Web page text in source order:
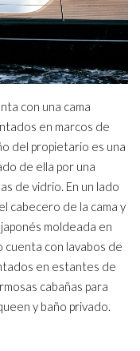
con una cama
en marcos de
del propietario es una
de ella por una
de vidrio. En un lado
cabecero de la cama y
moldeada en
cuenta con lavabos de
en estantes de
cabañas para
y baño privado.